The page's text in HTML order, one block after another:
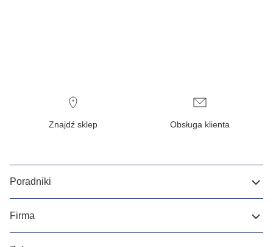
Znajdź sklep Obsługa klienta
Poradniki
Firma